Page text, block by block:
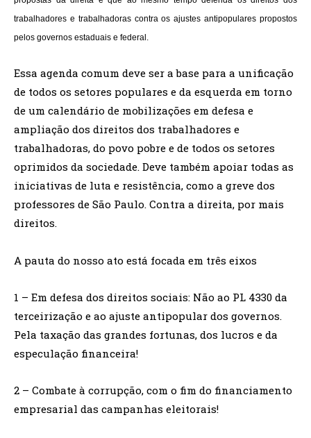
trabalhadores e trabalhadoras contra os ajustes antipopulares propostos
pelos governos estaduais e federal.
Essa agenda comum deve ser a base para a unificação
de todos os setores populares e da esquerda em torno
de um calendário de mobilizações em defesa e
ampliação dos direitos dos trabalhadores e
trabalhadoras, do povo pobre e de todos os setores
oprimidos da sociedade. Deve também apoiar todas as
iniciativas de luta e resistência, como a greve dos
professores de São Paulo. Contra a direita, por mais
direitos.
A pauta do nosso ato está focada em três eixos
1 – Em defesa dos direitos sociais: Não ao PL 4330 da
terceirização e ao ajuste antipopular dos governos.
Pela taxação das grandes fortunas, dos lucros e da
especulação financeira!
2 – Combate à corrupção, com o fim do financiamento
empresarial das campanhas eleitorais!